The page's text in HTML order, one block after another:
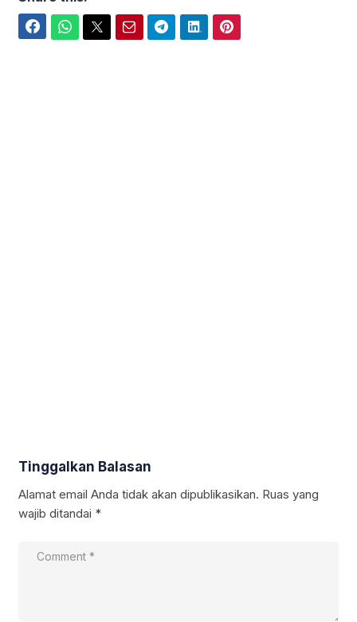
Tinggalkan Balasan
Alamat email Anda tidak akan dipublikasikan. Ruas yang
wajib ditandai *